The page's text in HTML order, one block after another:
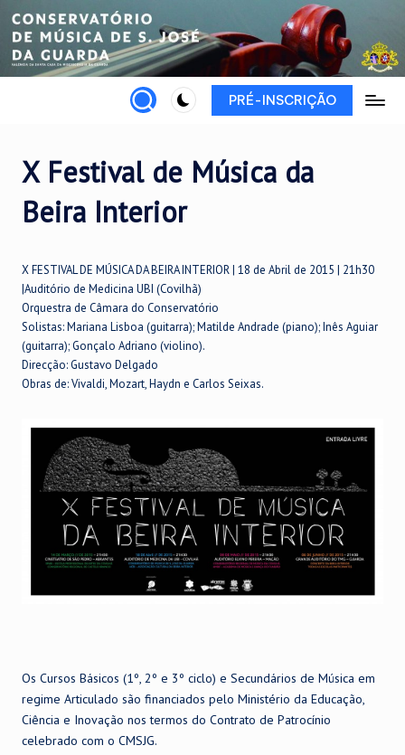
Skip
content
PRÉ-INSCRIÇÃO
X Festival de Música da
Beira Interior
X FESTIVAL DE MÚSICA DA BEIRA INTERIOR | 18 de Abril de 2015 | 21h30
|Auditório de Medicina UBI (Covilhã)
Orquestra de Câmara do Conservatório
Solistas: Mariana Lisboa (guitarra); Matilde Andrade (piano); Inês Aguiar
(guitarra); Gonçalo Adriano (violino).
Direcção: Gustavo Delgado
Obras de: Vivaldi, Mozart, Haydn e Carlos Seixas.
Os Cursos Básicos (1º, 2º e 3º ciclo) e Secundários de Música em
regime Articulado são financiados pelo Ministério da Educação,
Ciência e Inovação nos termos do Contrato de Patrocínio
celebrado com o CMSJG.